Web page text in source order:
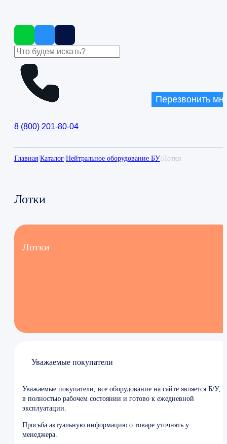
8 (800) 201-80-04
Перезвонить
Главная/Каталог/Нейтральное оборудование БУ/Лотки
Лотки
Лотки
Уважаемые покупатели
Уважаемые покупатели, все оборудование на сайте является Б/У,
в полностью рабочем состоянии и готово к ежедневной
эксплуатации.
Просьба актуальную информацию о товаре уточнять у
менеджера.